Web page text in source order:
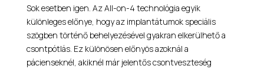
Sok esetben igen. Az All-on-4 technológia egyik
különleges előnye, hogy az implantátumok speciális
szögben történő behelyezésével gyakran elkerülhető a
csontpótlás. Ez különösen előnyös azoknál a
pácienseknél, akiknél már jelentős csontveszteség